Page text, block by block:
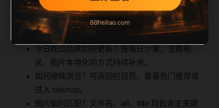
相关问题
今日吃瓜后续如何更新？按每日少量、主题相
关、图片本地化的方式持续补充。
如何继续浏览？可返回栏目页、查看热门推荐或
进入 sitemap。
图片如何匹配？文件名、alt、title 均包含主关键